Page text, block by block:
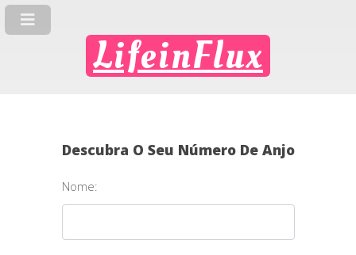
LifeinFlux
Descubra O Seu Número De Anjo
Nome: